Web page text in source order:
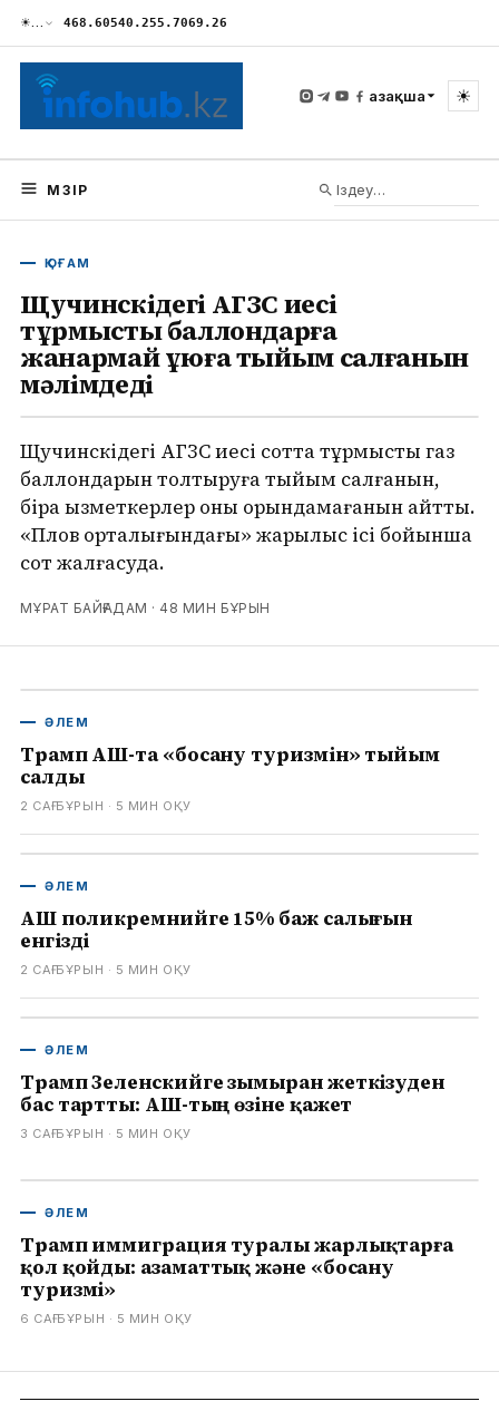
☀… 468.60540.255.7069.26
Қазақша ☀
МӘЗІР
ҚОҒАМ
Щучинскідегі АГЗС иесі
тұрмыстық баллондарға
жанармай құюға тыйым салғанын
мәлімдеді
Щучинскідегі АГЗС иесі сотта тұрмыстық газ
баллондарын толтыруға тыйым салғанын,
бірақ қызметкерлер оны орындамағанын айтты.
«Плов орталығындағы» жарылыс ісі бойынша
сот жалғасуда.
МҰРАТ БАЙҒАДАМ · 48 МИН БҰРЫН
ӘЛЕМ
Трамп АҚШ-та «босану туризмін» тыйым
салды
2 САҒ БҰРЫН · 5 МИН ОҚУ
ӘЛЕМ
АҚШ поликремнийге 15% баж салығын
енгізді
2 САҒ БҰРЫН · 5 МИН ОҚУ
ӘЛЕМ
Трамп Зеленскийге зымыран жеткізуден
бас тартты: АҚШ-тың өзіне қажет
3 САҒ БҰРЫН · 5 МИН ОҚУ
ӘЛЕМ
Трамп иммиграция туралы жарлықтарға
қол қойды: азаматтық және «босану
туризмі»
6 САҒ БҰРЫН · 5 МИН ОҚУ